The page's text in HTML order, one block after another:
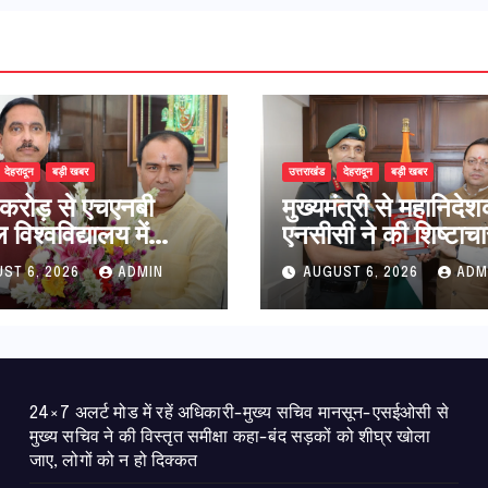
देहरादून बड़ी खबर
से एचएनबी
में
संरचना होगी
शिक्षा मंत्री धन
ने नवनियुक्त
6, 2026 ADMIN
उत्तराखंड देहरादून बड़ी खबर
मुख्यमंत्री से
एनसीसी ने की
भेंट,उत्तराखण्ड में
विस्तार एवं आधुनिक
आधारभूत संरचना के
AUGUST 6, 2026
24×7 अलर्ट मोड में रहें अधिकारी-मुख्य सचिव मानसून-एसईओसी से
मुख्य सचिव ने की विस्तृत समीक्षा कहा-बंद सड़कों को शीघ्र खोला
जाए, लोगों को न हो दिक्कत